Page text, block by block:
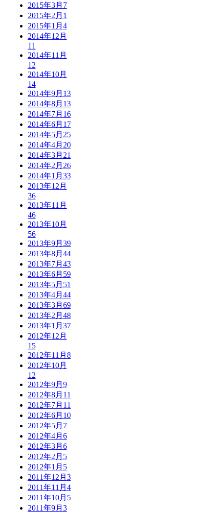
2015年3月 7
2015年2月 1
2015年1月 4
2014年12月
11
2014年11月
12
2014年10月
14
2014年9月 13
2014年8月 13
2014年7月 16
2014年6月 17
2014年5月 25
2014年4月 20
2014年3月 21
2014年2月 26
2014年1月 33
2013年12月
36
2013年11月
46
2013年10月
56
2013年9月 39
2013年8月 44
2013年7月 43
2013年6月 59
2013年5月 51
2013年4月 44
2013年3月 69
2013年2月 48
2013年1月 37
2012年12月
15
2012年11月 8
2012年10月
12
2012年9月 9
2012年8月 11
2012年7月 11
2012年6月 10
2012年5月 7
2012年4月 6
2012年3月 6
2012年2月 5
2012年1月 5
2011年12月 3
2011年11月 4
2011年10月 5
2011年9月 3